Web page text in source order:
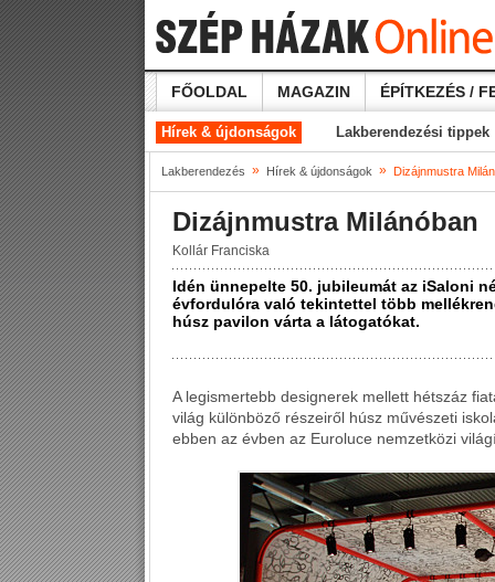
FŐOLDAL MAGAZIN ÉPÍTKEZÉS /
Hírek & újdonságok Lakberendezési tippek
Lakberendezés » Hírek & újdonságok » Dizájnmustra
Dizájnmustra Milánóban
Kollár Franciska
Idén ünnepelte 50. jubileumát az iSaloni
évfordulóra való tekintettel több
húsz pavilon várta a látogatókat.
A legismertebb designerek mellett hétszáz
világ különböző részeiről húsz művészeti
ebben az évben az Euroluce nemzetközi